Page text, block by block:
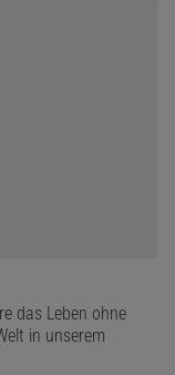
das Leben ohne
in unserem